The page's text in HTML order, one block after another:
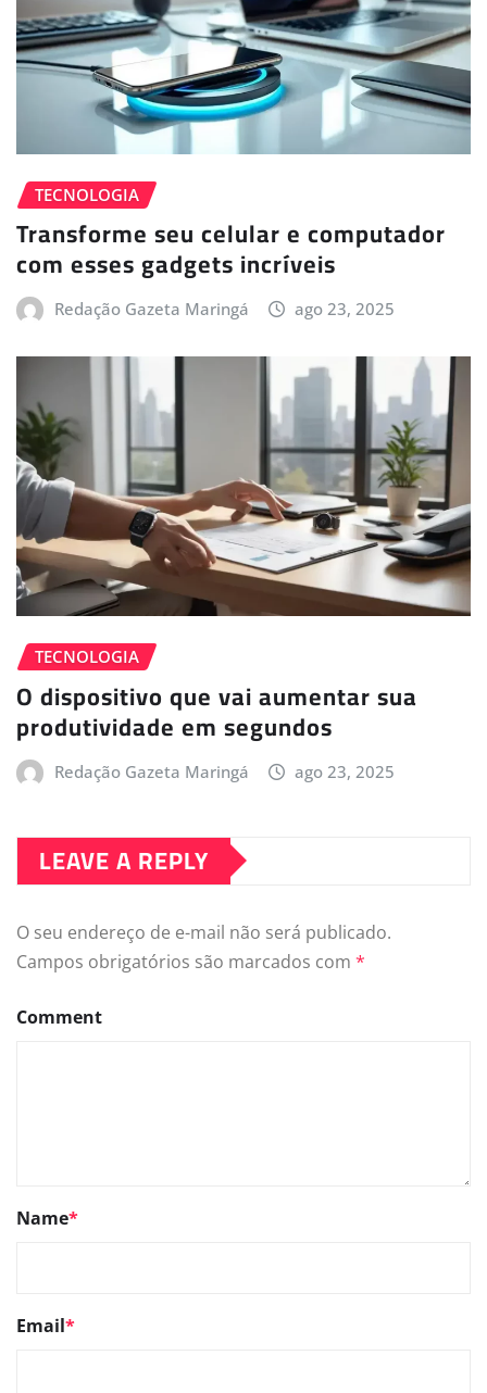
TECNOLOGIA
Transforme seu celular e computador
com esses gadgets incríveis
Redação Gazeta Maringá ago 23, 2025
TECNOLOGIA
O dispositivo que vai aumentar sua
produtividade em segundos
Redação Gazeta Maringá ago 23, 2025
LEAVE A REPLY
O seu endereço de e-mail não será publicado.
Campos obrigatórios são marcados com *
Comment
Name*
Email*